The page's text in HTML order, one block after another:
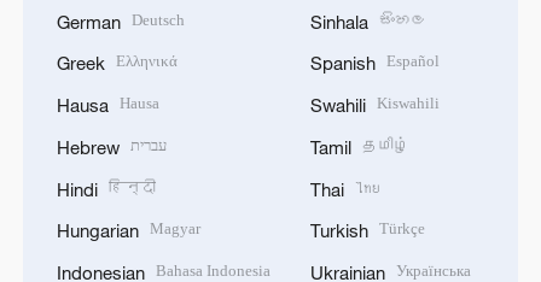
German Deutsch
Greek Ελληνικά
Hausa Hausa
Hebrew עברית
Hindi हिन्दी
Hungarian Magyar
Indonesian Bahasa Indonesia
Sinhala සිංහල
Spanish Español
Swahili Kiswahili
Tamil தமிழ்
Thai ไทย
Turkish Türkçe
Ukrainian Українська